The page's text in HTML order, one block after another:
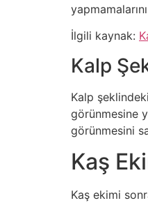
İlgili kaynak:
Kalp
Kalp
görünmesine
görünmesini
Kaş
Kaş ekimi